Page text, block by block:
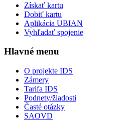
Získať kartu
Dobiť kartu
Aplikácia UBIAN
Vyhľadať spojenie
Hlavné menu
O projekte IDS
Zámery
Tarifa IDS
Podnety/žiadosti
Časté otázky
SAOVD